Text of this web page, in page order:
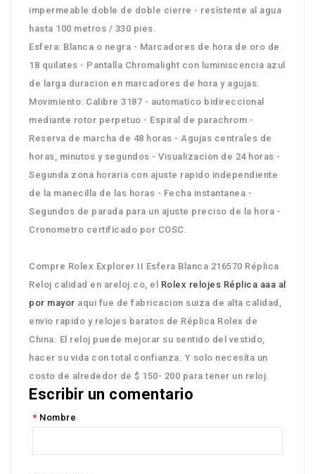
impermeable doble de doble cierre - resístente al agua
hasta 100 metros / 330 pies.
Esfera: Blanca o negra - Marcadores de hora de oro de
18 quilates - Pantalla Chromalight con luminiscencia azul
de larga duracion en marcadores de hora y agujas.
Movimiento: Calibre 3187 - automatico bidireccional
mediante rotor perpetuo - Espiral de parachrom -
Reserva de marcha de 48 horas - Agujas centrales de
horas, minutos y segundos - Visualizacion de 24 horas -
Segunda zona horaria con ajuste rapido independiente
de la manecilla de las horas - Fecha instantanea -
Segundos de parada para un ajuste preciso de la hora -
Cronometro certificado por COSC.
Compre Rolex Explorer II Esfera Blanca 216570 Réplica
Reloj calidad en areloj.co, el Rolex relojes Réplica aaa al
por mayor aqui fue de fabricacion suiza de alta calidad,
envio rapido y relojes baratos de Réplica Rolex de
China. El reloj puede mejorar su sentido del vestido,
hacer su vida con total confianza. Y solo necesíta un
costo de alrededor de $ 150- 200 para tener un reloj.
Escribir un comentario
Nombre